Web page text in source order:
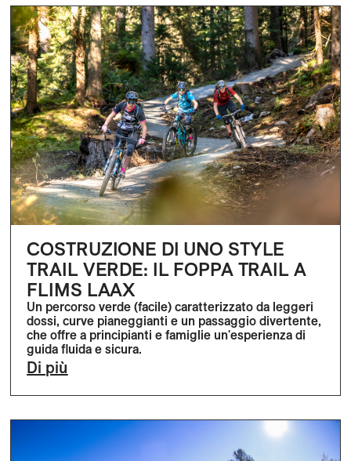
COSTRUZIONE DI UNO STYLE
TRAIL VERDE: IL FOPPA TRAIL A
FLIMS LAAX
Un percorso verde (facile) caratterizzato da leggeri
dossi, curve pianeggianti e un passaggio divertente,
che offre a principianti e famiglie un'esperienza di
guida fluida e sicura.
Di più